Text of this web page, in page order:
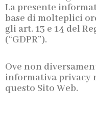
La presente
base di molteplici
gli art. 13 e 14 del
(“GDPR”).
Ove non
informativa privacy
questo Sito Web.